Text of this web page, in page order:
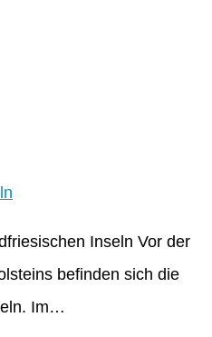
Inseln Vor der
befinden sich die
Im…